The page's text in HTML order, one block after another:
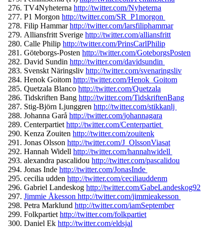
TV4Nyheterna http://twitter.com/Nyheterna
P1 Morgon http://twitter.com/SR_ P1morgon
Filip Hammarhttp://twitter.com/larsfiliphammar
Alliansfritt Sverige http://twitter.com/alliansfritt
Calle Philip http://twitter.com/PrinsCarlPhilip
Göteborgs-Posten http://twitter.com/GoteborgsPosten
David Sundin http://twitter.com/davidsundin
Svenskt Näringsliv http://twitter.com/svenaringsliv
Henok Goitom http://twitter.com/Henok_Goitom
Quetzala Blanco http://twitter.com/Quetzala
Tidskriften Bang http://twitter.com/TidskriftenBang
Stig-Björn Ljunggren http://twitter.com/stikkanlj
Johanna Garå http://twitter.com/johannagara
Centerpartiet http://twitter.com/Centerpartiet
Kenza Zouiten http://twitter.com/zouitenk
Jonas Olsson http://twitter.com/J_ OlssonViasat
Hannah Widell http://twitter.com/hannahwidell
alexandra pascalidou http://twitter.com/pascalidou
Jonas Inde http://twitter.com/JonasInde
cecilia udden http://twitter.com/ceciliauddenm
Gabriel Landeskog http://twitter.com/GabeLandeskog92
Jimmie Åkesson http://twitter.com/jimmieakesson
Petra Marklund http://twitter.com/iamSeptember
Folkpartiet http://twitter.com/folkpartiet
Daniel Ek http://twitter.com/eldsjal